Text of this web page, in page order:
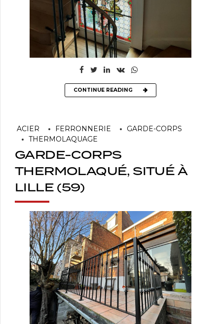
CONTINUE READING
ACIER FERRONNERIE
GARDE-CORPS
THERMOLAQUAGE
GARDE-CORPS
THERMOLAQUÉ, SITUÉ À
LILLE (59)